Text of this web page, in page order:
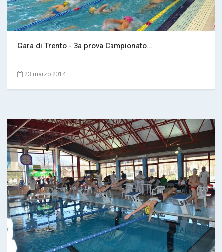
Gara di Trento - 3a prova Campionato...
23 marzo 2014